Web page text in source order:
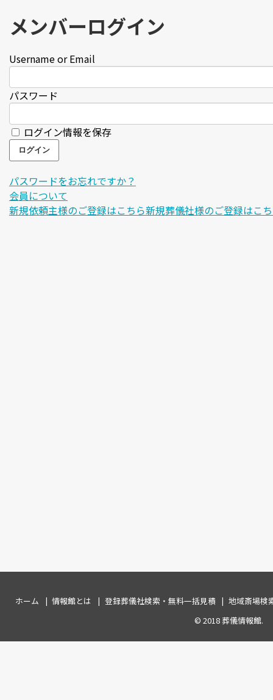
メンバーログイン
Username or Email
パスワード
ログイン情報を保存
パスワードをお忘れですか？
会員について
新規依頼主様のご登録はこちら新規葬儀社様のご登録はこ
ホーム 情報館とは 登録葬儀社検索・無料一括見積
地域斎場検
© 2018葬儀情報館.